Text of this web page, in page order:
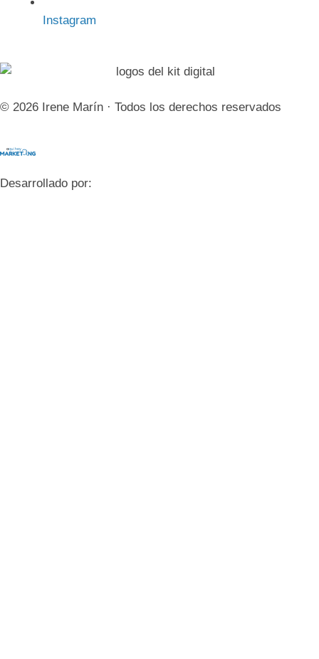
Instagram
© 2026 Irene Marín · Todos los derechos reservados
Desarrollado por: